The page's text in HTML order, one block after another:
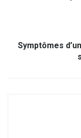
Symptômes